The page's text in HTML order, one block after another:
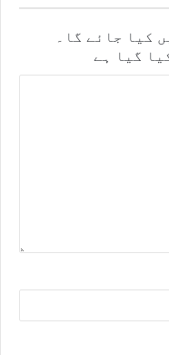
کیا جائے گا۔
گیا ہے